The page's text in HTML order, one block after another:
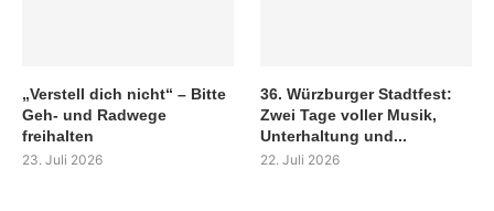
„Verstell dich nicht“ – Bitte
Geh- und Radwege
freihalten
23. Juli 2026
36. Würzburger Stadtfest:
Zwei Tage voller Musik,
Unterhaltung und...
22. Juli 2026